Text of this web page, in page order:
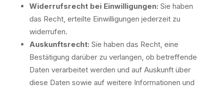
Widerrufsrecht bei Einwilligungen: Sie haben
das Recht, erteilte Einwilligungen jederzeit zu
widerrufen.
Auskunftsrecht: Sie haben das Recht, eine
Bestätigung darüber zu verlangen, ob betreffende
Daten verarbeitet werden und auf Auskunft über
diese Daten sowie auf weitere Informationen und